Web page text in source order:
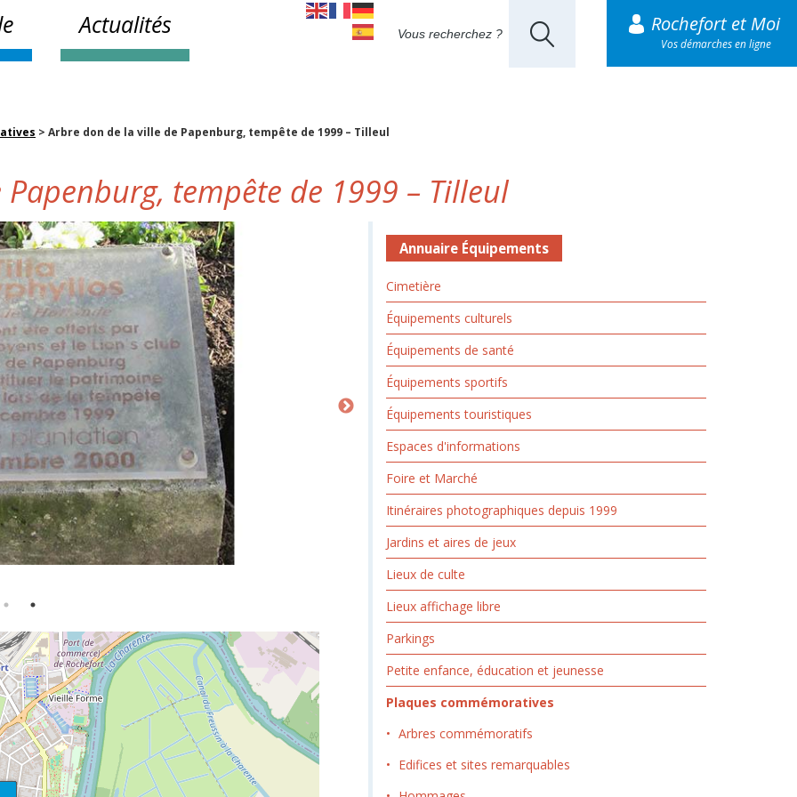
Actualités Rochefort et Moi
Vos démarches en ligne
> Arbre don de la ville de Papenburg, tempête de 1999 – Tilleul
tempête de 1999 – Tilleul
Annuaire Équipements
Cimetière
Équipements culturels
Équipements de santé
Équipements sportifs
Équipements touristiques
Espaces d'informations
Foire et Marché
Itinéraires photographiques depuis 1999
Jardins et aires de jeux
Lieux de culte
Lieux affichage libre
Parkings
Petite enfance, éducation et jeunesse
Plaques commémoratives
Arbres commémoratifs
Edifices et sites remarquables